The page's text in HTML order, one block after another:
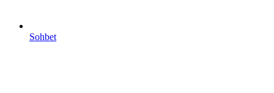
Sohbet